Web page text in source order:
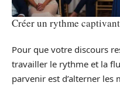
Créer un rythme captivant
Pour que votre discours
travailler le rythme et la
parvenir est d’alterner les